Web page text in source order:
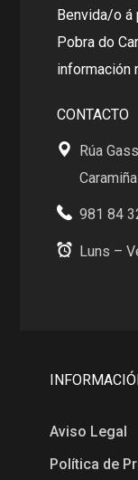
Benvida/o á
Pobra do
información
CONTACTO
Rúa
981 84
Luns –
Aviso Legal
Política de